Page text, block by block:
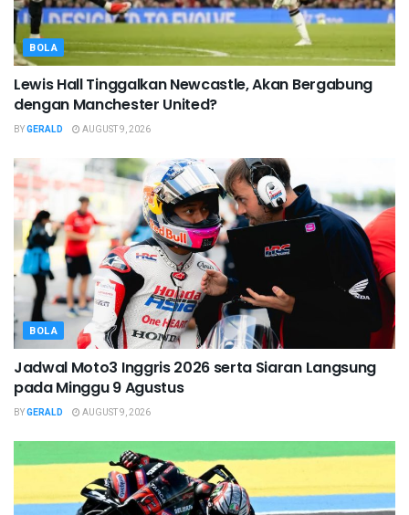
BOLA
Lewis Hall Tinggalkan Newcastle, Akan Bergabung
dengan Manchester United?
BYGERALD AUGUST 9, 2026
BOLA
Jadwal Moto3 Inggris 2026 serta Siaran Langsung
pada Minggu 9 Agustus
BYGERALD AUGUST 9, 2026